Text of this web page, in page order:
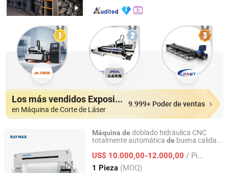
Los más vendidos Expositores
en Máquina de Corte de Láser
9.999+ Poder de ventas
Máquina de doblado hidráulica CNC
totalmente automática de buena calidad
placasdeacero
US$ 10.000,00-12.000,00 / Pieza
1 Pieza (MOQ)
Anhui Zhongrui Machine Manufacturing Co., Ltd.
Anhui, China Desde 2025